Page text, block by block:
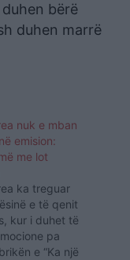
bërë
duhen marrë
nuk e mban
emision:
me lot
ka treguar
e të qenit
kur i duhet të
pa
e “Ka një